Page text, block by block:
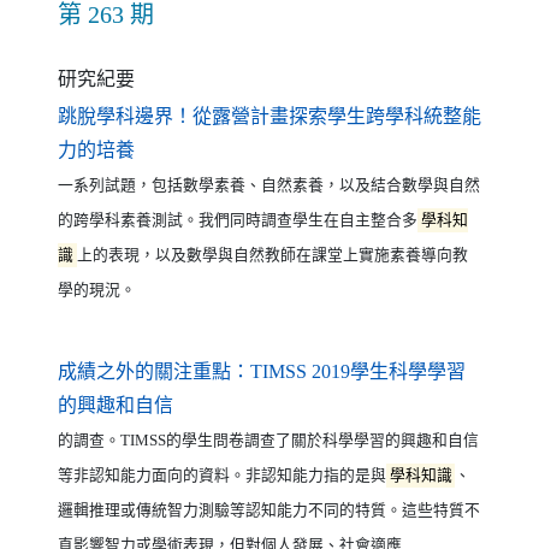
第 263 期
研究紀要
跳脫學科邊界！從露營計畫探索學生跨學科統整能
力的培養（另開新視窗）
一系列試題，包括數學素養、自然素養，以及結合數學與自然
的跨學科素養測試。我們同時調查學生在自主整合多 學科知
識 上的表現，以及數學與自然教師在課堂上實施素養導向教
學的現況。
成績之外的關注重點：TIMSS 2019學生科學學習
的興趣和自信（另開新視窗）
的調查。TIMSS的學生問卷調查了關於科學學習的興趣和自信
等非認知能力面向的資料。非認知能力指的是與 學科知識 、
邏輯推理或傳統智力測驗等認知能力不同的特質。這些特質不
直影響智力或學術表現，但對個人發展、社會適應